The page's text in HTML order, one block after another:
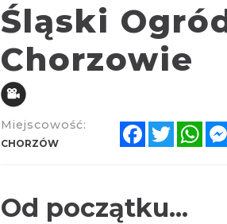
Śląski
Chorzowie
Miejscowość:
CHORZÓW
FacebookTwitter
Od początku...